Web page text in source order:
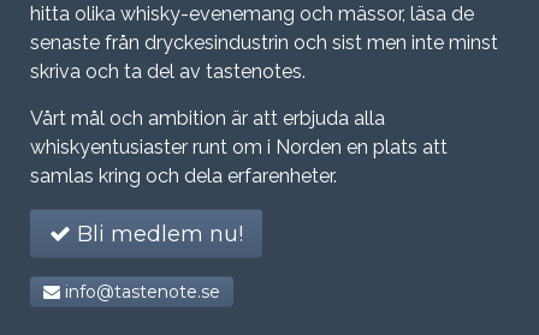
hitta olika whisky-evenemang och mässor, läsa de
senaste från dryckesindustrin och sist men inte minst
skriva och ta del av tastenotes.
Vårt mål och ambition är att erbjuda alla
whiskyentusiaster runt om i Norden en plats att
samlas kring och dela erfarenheter.
Bli medlem nu!
info@tastenote.se